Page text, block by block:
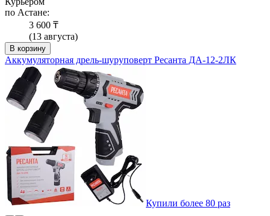
по Астане:
3 600 ₸
(13 августа)
В корзину
Аккумуляторная дрель-шуруповерт Ресанта ДА-12-2ЛК
Купили более 80 раз